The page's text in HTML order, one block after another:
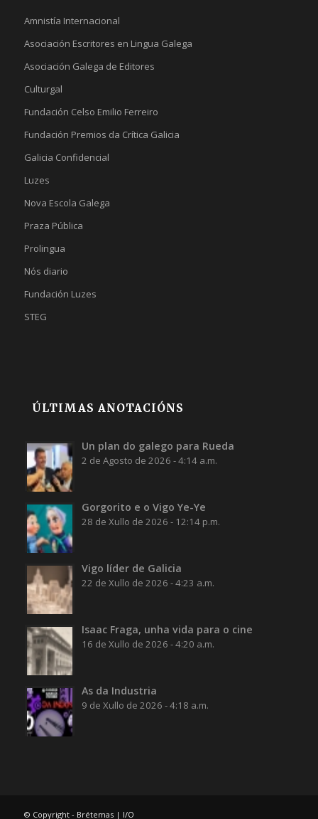
Amnistía Internacional
Asociación Escritores en Lingua Galega
Asociación Galega de Editores
Culturgal
Fundación Celso Emilio Ferreiro
Fundación Premios da Crítica Galicia
Galicia Confidencial
Luzes
Nova Escola Galega
Praza Pública
Prolingua
Nós diario
Fundación Luzes
STEG
ÚLTIMAS ANOTACIÓNS
Un plan do galego para Rueda
2 de Agosto de 2026 - 4:14 a.m.
Gorgorito e o Vigo Ye-Ye
28 de Xullo de 2026 - 12:14 p.m.
Vigo líder de Galicia
22 de Xullo de 2026 - 4:23 a.m.
Isaac Fraga, unha vida para o cine
16 de Xullo de 2026 - 4:20 a.m.
As da Industria
9 de Xullo de 2026 - 4:18 a.m.
© Copyright - Brétemas | I/O